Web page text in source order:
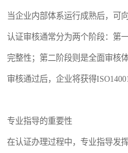
当企业内部体系运行成熟后，可
认证审核通常分为两个阶段：第
完整性；第二阶段则是全面审核
审核通过后，企业将获得
专业指导的重要性
在认证办理过程中，专业指导发